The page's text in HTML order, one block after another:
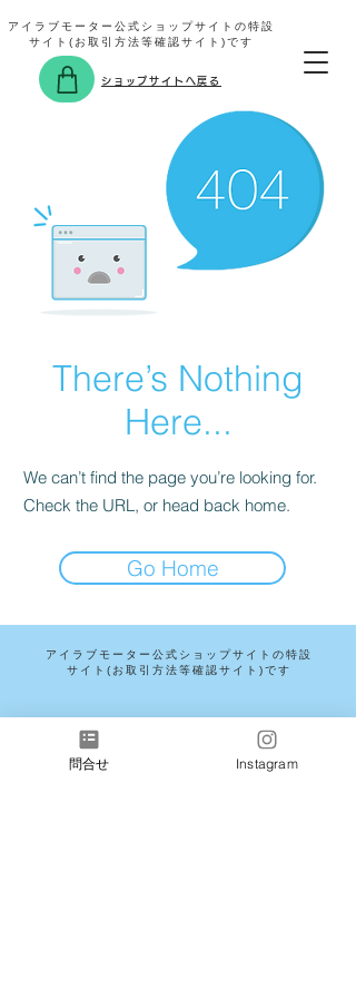
ショップサイトへ戻る
アイラブモーター公式ショップサイトの特設
サイト(お取引方法等確認サイト)です
There’s Nothing
Here...
We can’t find the page you’re looking for.
Check the URL, or head back home.
Go Home
アイラブモーター公式ショップサイトの特設
サイト(お取引方法等確認サイト)です
問合せ Instagram